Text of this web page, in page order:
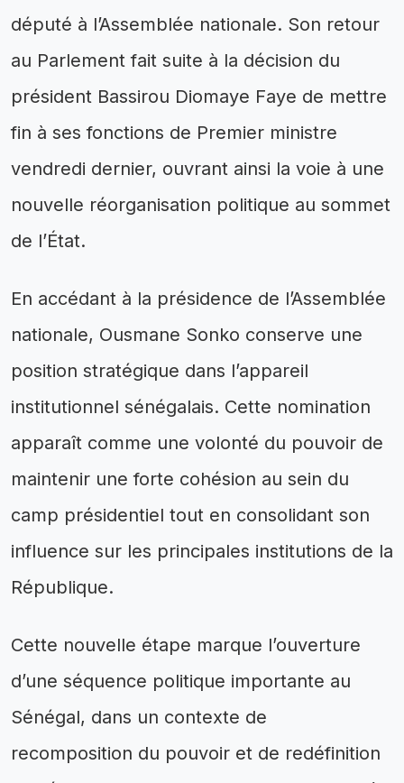
député à l’Assemblée nationale. Son retour
au Parlement fait suite à la décision du
président Bassirou Diomaye Faye de mettre
fin à ses fonctions de Premier ministre
vendredi dernier, ouvrant ainsi la voie à une
nouvelle réorganisation politique au sommet
de l’État.
En accédant à la présidence de l’Assemblée
nationale, Ousmane Sonko conserve une
position stratégique dans l’appareil
institutionnel sénégalais. Cette nomination
apparaît comme une volonté du pouvoir de
maintenir une forte cohésion au sein du
camp présidentiel tout en consolidant son
influence sur les principales institutions de la
République.
Cette nouvelle étape marque l’ouverture
d’une séquence politique importante au
Sénégal, dans un contexte de
recomposition du pouvoir et de redéfinition